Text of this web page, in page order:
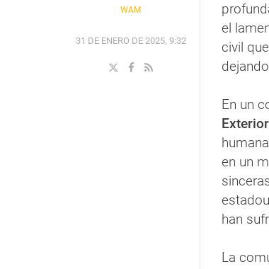
WAM
31 DE ENERO DE 2025, 9:32
el
civil
En un
en un
han
La